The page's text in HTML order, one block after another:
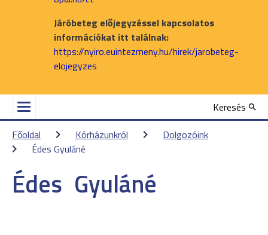
Járóbeteg előjegyzéssel kapcsolatos
információkat itt találnak:
https://nyiro.euintezmeny.hu/hirek/jarobeteg-
elojegyzes
Keresés
Főoldal
Kórházunkról
Dolgozóink
Édes Gyuláné
Édes Gyuláné